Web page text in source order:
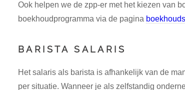
Ook helpen we de zpp-er met het kiezen van
boekhoudprogramma via de pagina
BARISTA SALARIS
Het salaris als barista is afhankelijk van de
per situatie. Wanneer je als zelfstandig